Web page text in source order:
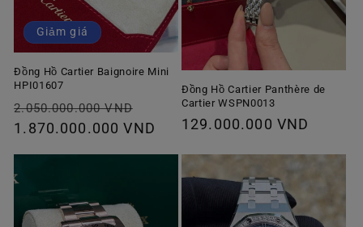
Giảm giá
Đồng Hồ Cartier Baignoire Mini
HPI01607
Giá
thông
2.050.000.000 VND
ưu
1.870.000.000 VND
Đồng Hồ Cartier Panthère de
Cartier WSPN0013
Giá
thường
129.000.000 VND